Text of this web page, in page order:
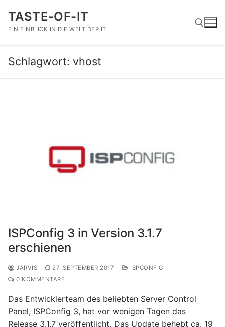
Inhalt
springen
TASTE-OF-IT
EIN EINBLICK IN DIE WELT DER IT.
Schlagwort: vhost
ISPConfig 3 in Version 3.1.7
erschienen
JARVIS 27. SEPTEMBER 2017
ISPCONFIG
0 KOMMENTARE
Das Entwicklerteam des beliebten Server Control
Panel, ISPConfig 3, hat vor wenigen Tagen das
Release 3.1.7 veröffentlicht. Das Update behebt ca. 19